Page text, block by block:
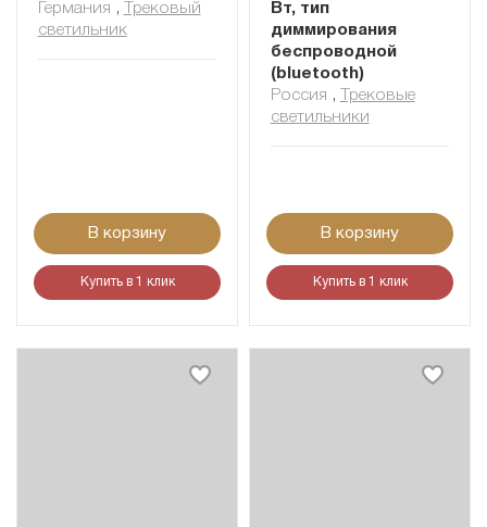
Германия ,
Трековый
светильник
В корзину
Купить в 1 клик
Вт, тип
диммирования
беспроводной
(bluetooth)
Россия ,
Трековые
светильники
В корзину
Купить в 1 клик